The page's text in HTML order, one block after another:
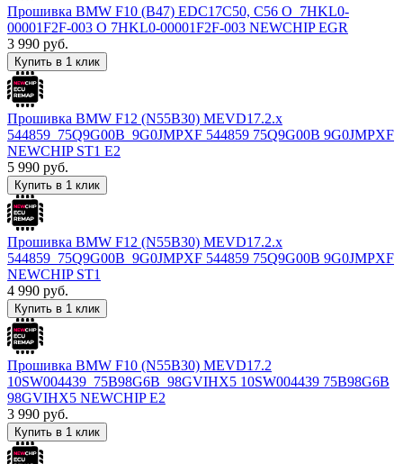
Прошивка BMW F10 (B47) EDC17C50, C56 O_7HKL0-
00001F2F-003 O 7HKL0-00001F2F-003 NEWCHIP EGR
3 990 руб.
Купить в 1 клик
Прошивка BMW F12 (N55B30) MEVD17.2.x
544859_75Q9G00B_9G0JMPXF 544859 75Q9G00B 9G0JMPXF
NEWCHIP ST1 E2
5 990 руб.
Купить в 1 клик
Прошивка BMW F12 (N55B30) MEVD17.2.x
544859_75Q9G00B_9G0JMPXF 544859 75Q9G00B 9G0JMPXF
NEWCHIP ST1
4 990 руб.
Купить в 1 клик
Прошивка BMW F10 (N55B30) MEVD17.2
10SW004439_75B98G6B_98GVIHX5 10SW004439 75B98G6B
98GVIHX5 NEWCHIP E2
3 990 руб.
Купить в 1 клик